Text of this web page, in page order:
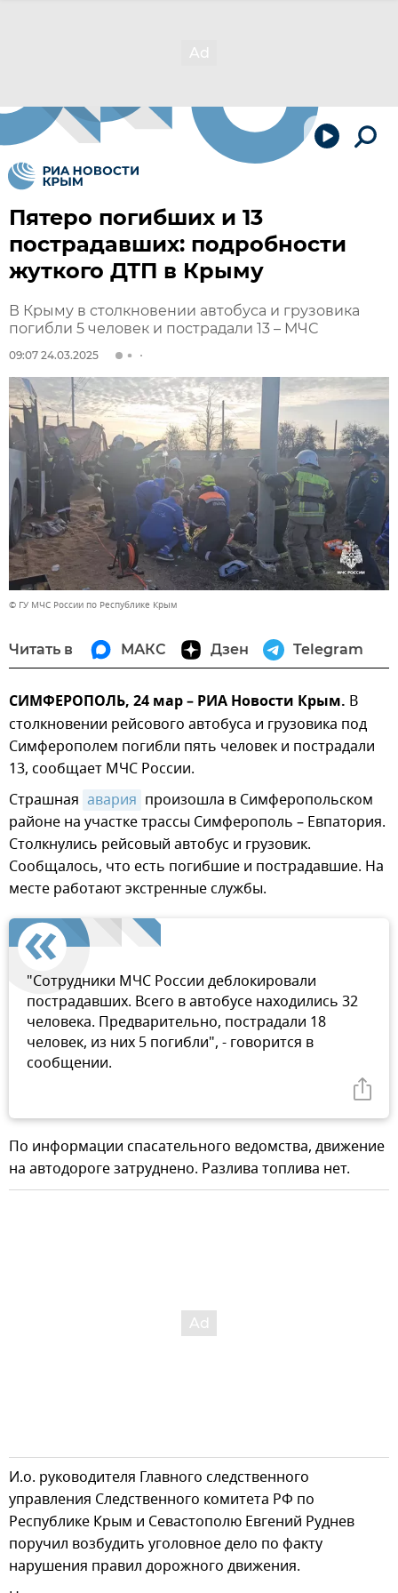
Пятеро погибших и 13
пострадавших: подробности
жуткого ДТП в Крыму
В Крыму в столкновении автобуса и грузовика
погибли 5 человек и пострадали 13 – МЧС
09:07 24.03.2025
© ГУ МЧС России по Республике Крым
Читать в МАКС Дзен Telegram
СИМФЕРОПОЛЬ, 24 мар – РИА Новости Крым. В
столкновении рейсового автобуса и грузовика под
Симферополем погибли пять человек и пострадали
13, сообщает МЧС России.
Страшная авария произошла в Симферопольском
районе на участке трассы Симферополь – Евпатория.
Столкнулись рейсовый автобус и грузовик.
Сообщалось, что есть погибшие и пострадавшие. На
месте работают экстренные службы.
"Сотрудники МЧС России деблокировали
пострадавших. Всего в автобусе находились 32
человека. Предварительно, пострадали 18
человек, из них 5 погибли", - говорится в
сообщении.
По информации спасательного ведомства, движение
на автодороге затруднено. Разлива топлива нет.
И.о. руководителя Главного следственного
управления Следственного комитета РФ по
Республике Крым и Севастополю Евгений Руднев
поручил возбудить уголовное дело по факту
нарушения правил дорожного движения.